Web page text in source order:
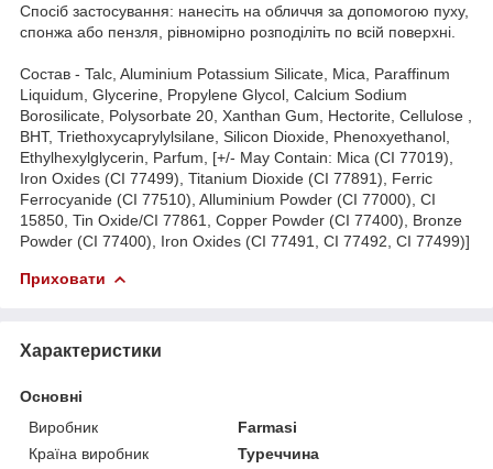
Спосіб застосування: нанесіть на обличчя за допомогою пуху,
спонжа або пензля, рівномірно розподіліть по всій поверхні.
Состав - Talc, Aluminium Potassium Silicate, Mica, Paraffinum
Liquidum, Glycerine, Propylene Glycol, Calcium Sodium
Borosilicate, Polysorbate 20, Xanthan Gum, Hectorite, Cellulose ,
BHT, Triethoxycaprylylsilane, Silicon Dioxide, Phenoxyethanol,
Ethylhexylglycerin, Parfum, [+/- May Contain: Mica (CI 77019),
Iron Oxides (CI 77499), Titanium Dioxide (CI 77891), Ferric
Ferrocyanide (CI 77510), Alluminium Powder (CI 77000), CI
15850, Tin Oxide/CI 77861, Copper Powder (CI 77400), Bronze
Powder (CI 77400), Iron Oxides (CI 77491, CI 77492, CI 77499)]
Приховати
Характеристики
Основні
Виробник
Farmasi
Країна виробник
Туреччина